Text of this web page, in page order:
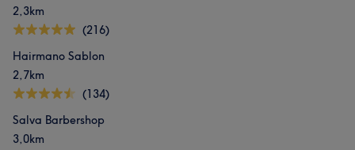
2,3km
(216)
Hairmano Sablon
2,7km
(134)
Salva Barbershop
3,0km